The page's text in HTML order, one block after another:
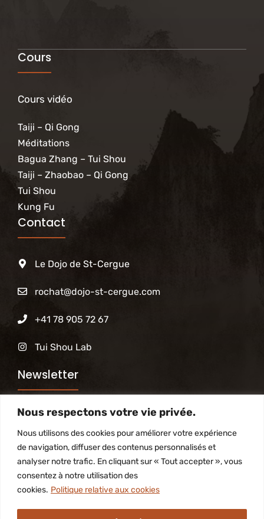
Nous respectons votre vie privée.
Nous utilisons des cookies pour améliorer votre expérience
de navigation, diffuser des contenus personnalisés et
analyser notre trafic. En cliquant sur « Tout accepter », vous
consentez à notre utilisation des
cookies. Politique relative aux cookies
Cours
Cours vidéo
Taiji – Qi Gong
Méditations
Bagua Zhang – Tui Shou
Taiji – Zhaobao – Qi Gong
Tui Shou
Kung Fu
Contact
Le Dojo de St-Cergue
rochat@dojo-st-cergue.com
+41 78 905 72 67
Tui Shou Lab
Newsletter
Abonnez-vous à notre newsletter pour être tenu
informé des activités du Dojo
S'inscrire